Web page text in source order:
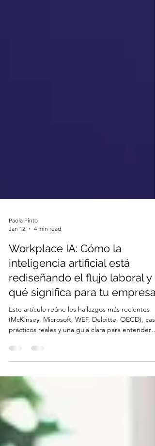
Paola Pinto
Jan 12
4 min read
Workplace IA: Cómo la
inteligencia artificial está
rediseñando el flujo laboral y
qué significa para tu empresa
Este artículo reúne los hallazgos más recientes
prácticos reales y una guía clara para entender
cómo la IA está reescribiendo el trabajo y qué
puedes hacer hoy —de manera estratégica— en
tu organización.